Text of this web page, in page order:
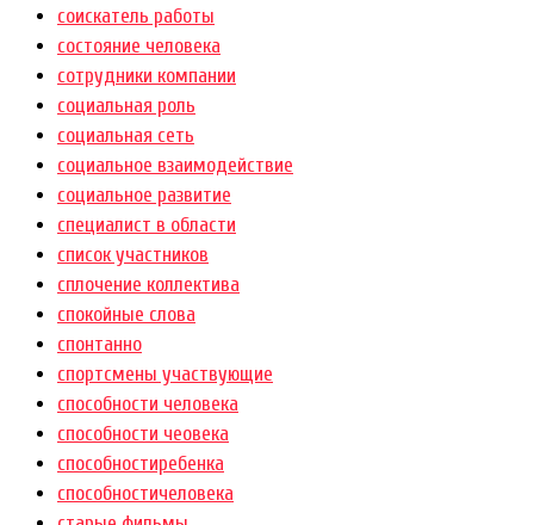
соискатель работы
состояние человека
сотрудники компании
социальная роль
социальная сеть
социальное взаимодействие
социальное развитие
специалист в области
список участников
сплочение коллектива
спокойные слова
спонтанно
спортсмены участвующие
способности человека
способности чеовека
способностиребенка
способностичеловека